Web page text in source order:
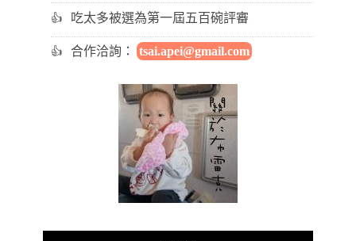
吃太多被選為第一屆五百碗評審
合作洽詢： tsai.apei@gmail.com